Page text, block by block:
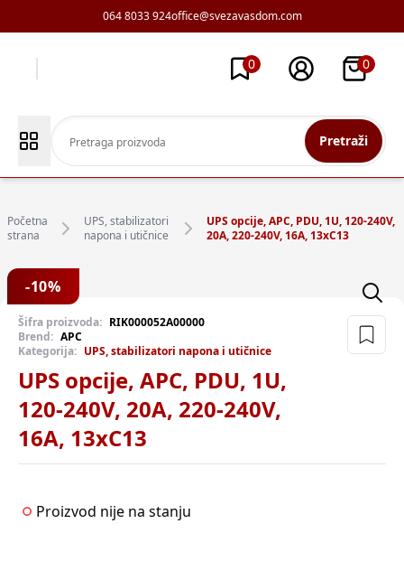
064 8033 924office@svezavasdom.com
0 0
Pretraži
Početna
strana
UPS, stabilizatori
napona i utičnice
UPS opcije, APC, PDU, 1U, 120-240V,
20A, 220-240V, 16A, 13xC13
-10%
Šifra proizvoda: RIK000052A00000
Brend: APC
Kategorija: UPS, stabilizatori napona i utičnice
UPS opcije, APC, PDU, 1U,
120-240V, 20A, 220-240V,
16A, 13xC13
Proizvod nije na stanju